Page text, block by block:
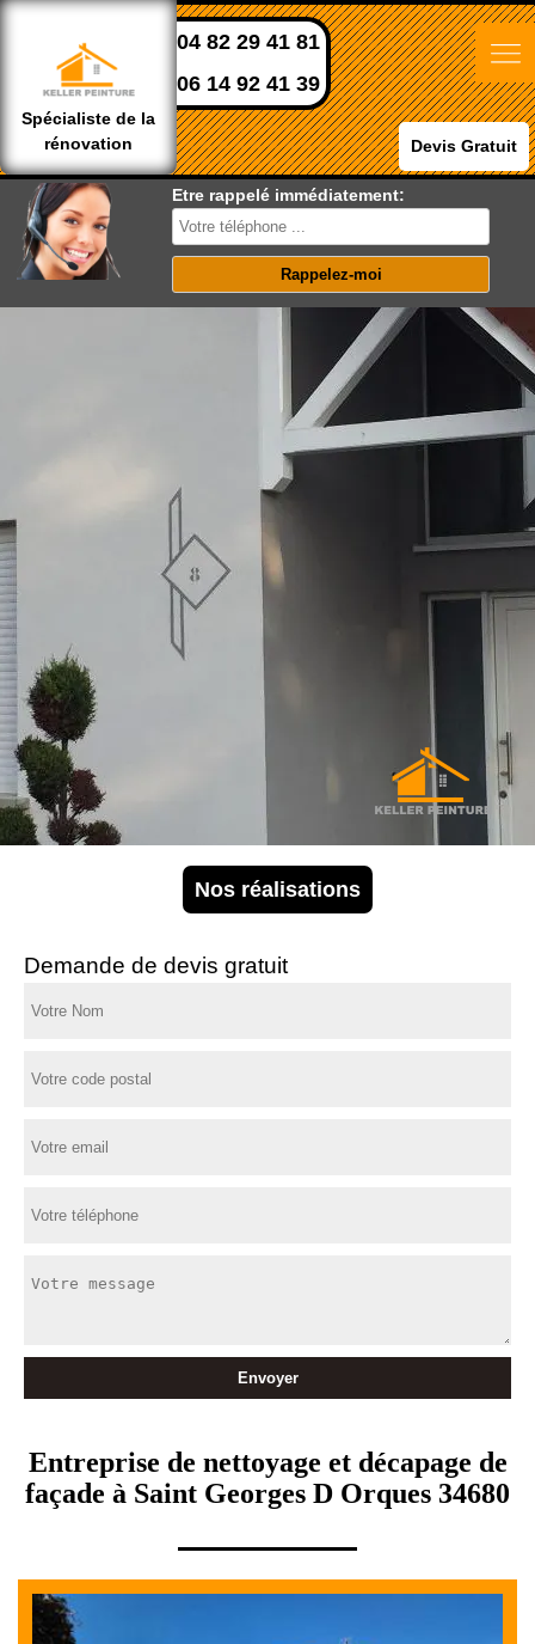
Spécialiste de la
rénovation
04 82 29 41 81
06 14 92 41 39
Devis Gratuit
Etre rappelé immédiatement:
Nos réalisations
Demande de devis gratuit
Entreprise de nettoyage et décapage de
façade à Saint Georges D Orques 34680